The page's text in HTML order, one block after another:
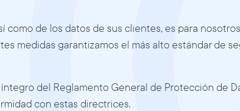
como de los datos de sus clientes, es para
medidas garantizamos el más alto estándar de
del Reglamento General de Protección de
con estas directrices.